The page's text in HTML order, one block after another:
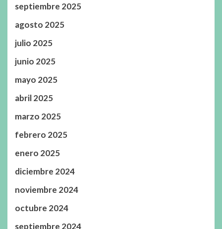
septiembre 2025
agosto 2025
julio 2025
junio 2025
mayo 2025
abril 2025
marzo 2025
febrero 2025
enero 2025
diciembre 2024
noviembre 2024
octubre 2024
septiembre 2024